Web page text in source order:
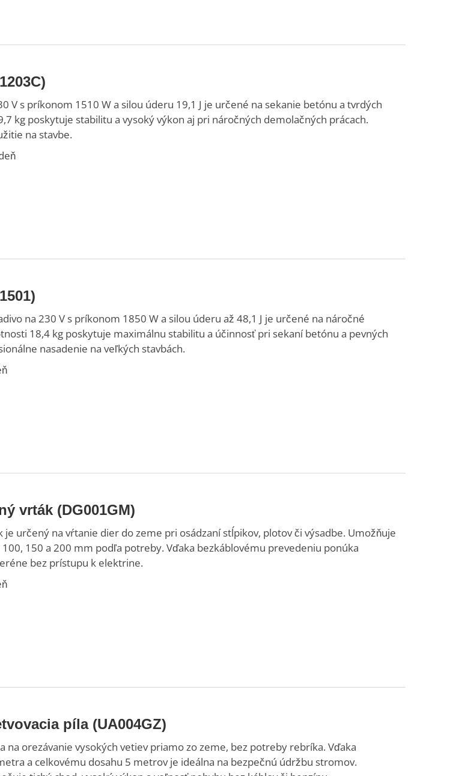
V s príkonom 1510 W a silou úderu 19,1 J je určené na sekanie betónu a tvrdých
kg poskytuje stabilitu a vysoký výkon aj pri náročných demolačných prácach.
na stavbe.
na 230 V s príkonom 1850 W a silou úderu až 48,1 J je určené na náročné
18,4 kg poskytuje maximálnu stabilitu a účinnosť pri sekaní betónu a pevných
nasadenie na veľkých stavbách.
vrták (DG001GM)
určený na vŕtanie dier do zeme pri osádzaní stĺpikov, plotov či výsadbe. Umožňuje
150 a 200 mm podľa potreby. Vďaka bezkáblovému prevedeniu ponúka
bez prístupu k elektrine.
píla (UA004GZ)
na orezávanie vysokých vetiev priamo zo zeme, bez potreby rebríka. Vďaka
a celkovému dosahu 5 metrov je ideálna na bezpečnú údržbu stromov.